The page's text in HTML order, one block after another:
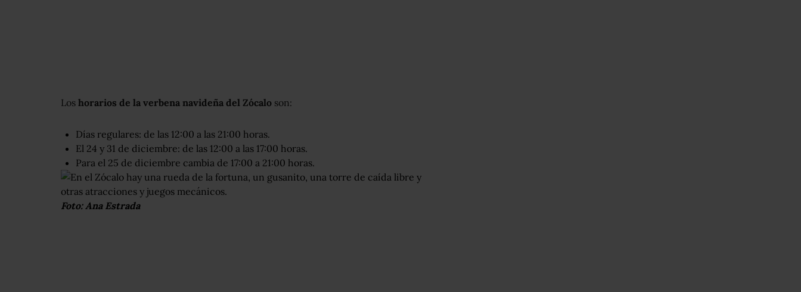
Los horarios de la verbena navideña del Zócalo son:
Días regulares: de las 12:00 a las 21:00 horas.
El 24 y 31 de diciembre: de las 12:00 a las 17:00 horas.
Para el 25 de diciembre cambia de 17:00 a 21:00 horas.
Foto: Ana Estrada